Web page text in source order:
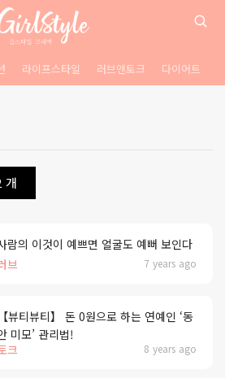
라이프스타일 러브앤토크 다이어트
개
브 7 years ago
람의 이것이 예쁘면 얼굴도 예뻐 보인다
크 8 years ago
【뷰티뷰티】 돈 0원으로 하는 연예인 ‘동
미모’ 관리법!